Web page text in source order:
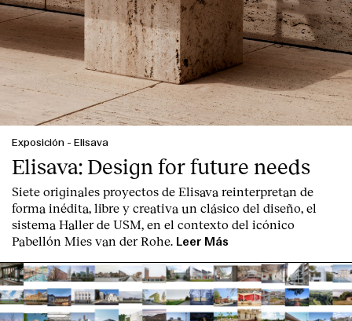
English Español Italiano Català
Exposición - Elisava
Elisava: Design for future needs
Siete originales proyectos de Elisava reinterpretan de
forma inédita, libre y creativa un clásico del diseño, el
sistema Haller de USM, en el contexto del icónico
Pabellón Mies van der Rohe. Leer Más